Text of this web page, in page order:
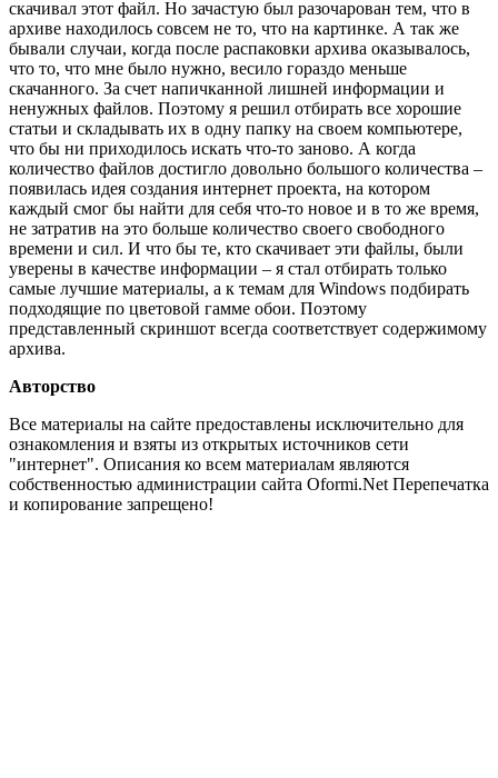
скачивал этот файл. Но зачастую был разочарован тем, что в
архиве находилось совсем не то, что на картинке. А так же
бывали случаи, когда после распаковки архива оказывалось,
что то, что мне было нужно, весило гораздо меньше
скачанного. За счет напичканной лишней информации и
ненужных файлов. Поэтому я решил отбирать все хорошие
статьи и складывать их в одну папку на своем компьютере,
что бы ни приходилось искать что-то заново. А когда
количество файлов достигло довольно большого количества –
появилась идея создания интернет проекта, на котором
каждый смог бы найти для себя что-то новое и в то же время,
не затратив на это больше количество своего свободного
времени и сил. И что бы те, кто скачивает эти файлы, были
уверены в качестве информации – я стал отбирать только
самые лучшие материалы, а к темам для Windows подбирать
подходящие по цветовой гамме обои. Поэтому
представленный скриншот всегда соответствует содержимому
архива.
Авторство
Все материалы на сайте предоставлены исключительно для
ознакомления и взяты из открытых источников сети
"интернет". Описания ко всем материалам являются
собственностью администрации сайта Oformi.Net Перепечатка
и копирование запрещено!